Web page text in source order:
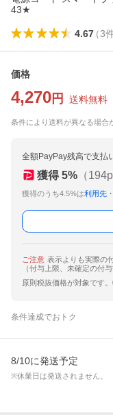
43★
4.67（3
価格
4,270 円 送料無料
条件により送料が異なる場合
全額PayPay残高で支払
獲得 5% （194
獲得のうち4.5%は利用先
ご注意 表示よりも実際の
（付与上限、未確定の付与
原則税抜価格が対象です
条件達成でおトク
8/10に発送予定
※休業日は発送されません。